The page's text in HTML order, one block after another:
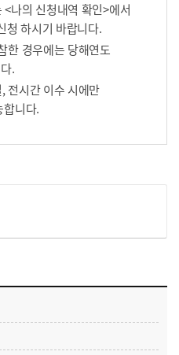
나의 신청내역 확인>에서
청 하시기 바랍니다.
한 경우에는 당해연도
.
전시간 이수 시에만
합니다.